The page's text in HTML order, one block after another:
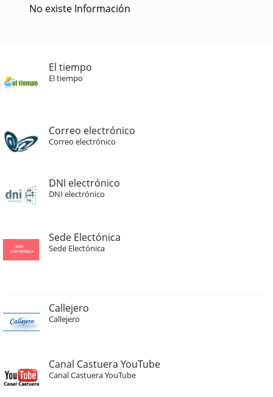
No existe Información
El tiempo
El tiempo
Correo electrónico
Correo electrónico
DNI electrónico
DNI electrónico
Sede Electónica
Sede Electónica
Callejero
Callejero
Canal Castuera YouTube
Canal Castuera YouTube